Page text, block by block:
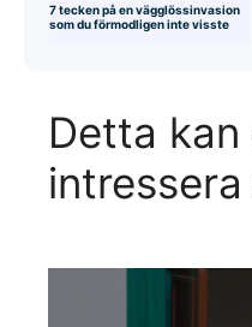
7 tecken på en vägglössinvasion
som du förmodligen inte visste
Detta kan